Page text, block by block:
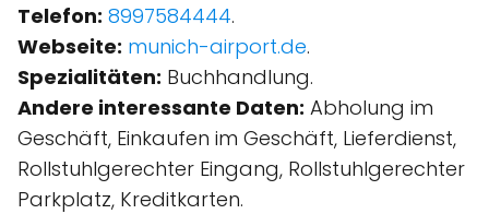
Telefon: 8997584444.
Webseite: munich-airport.de.
Spezialitäten: Buchhandlung.
Andere interessante Daten: Abholung im
Geschäft, Einkaufen im Geschäft, Lieferdienst,
Rollstuhlgerechter Eingang, Rollstuhlgerechter
Parkplatz, Kreditkarten.